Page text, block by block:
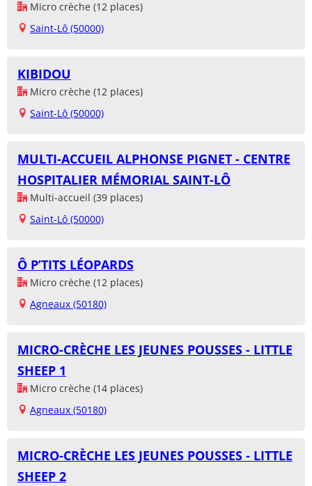
Micro crèche (12 places)
Saint-Lô (50000)
KIBIDOU
Micro crèche (12 places)
Saint-Lô (50000)
MULTI-ACCUEIL ALPHONSE PIGNET - CENTRE
HOSPITALIER MÉMORIAL SAINT-LÔ
Multi-accueil (39 places)
Saint-Lô (50000)
Ô P’TITS LÉOPARDS
Micro crèche (12 places)
Agneaux (50180)
MICRO-CRÈCHE LES JEUNES POUSSES - LITTLE
SHEEP 1
Micro crèche (14 places)
Agneaux (50180)
MICRO-CRÈCHE LES JEUNES POUSSES - LITTLE
SHEEP 2